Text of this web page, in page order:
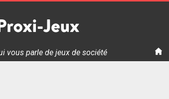
podcast qui vous parle de jeux de société
vous parle de jeux de société